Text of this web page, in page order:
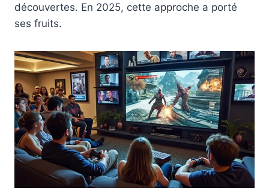
découvertes. En 2025, cette approche a porté
ses fruits.